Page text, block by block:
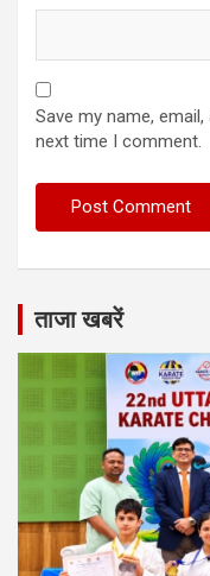
Save my name,
next time I comment.
ताजा खबरें